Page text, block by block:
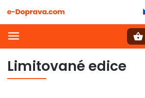
Limitované edice